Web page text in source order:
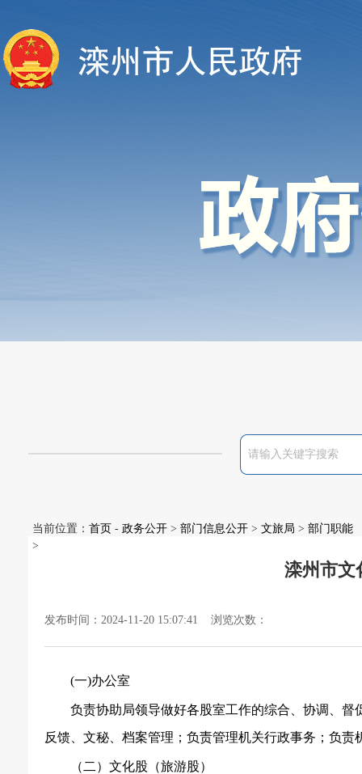
当前位置： 首页 - 政务公开 > 部门信息公开 > 文旅局 > 部门职能
>
滦州市文
发布时间：2024-11-20 15:07:41 浏览次数：
(一)办公室
负责协助局领导做好各股室工作的综合、协调、
反馈、文秘、档案管理；负责管理机关行政事务；负
（二）文化股（旅游股）